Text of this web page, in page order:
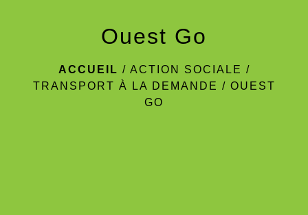
Ouest Go
ACCUEIL / ACTION SOCIALE /
TRANSPORT À LA DEMANDE / OUEST
GO